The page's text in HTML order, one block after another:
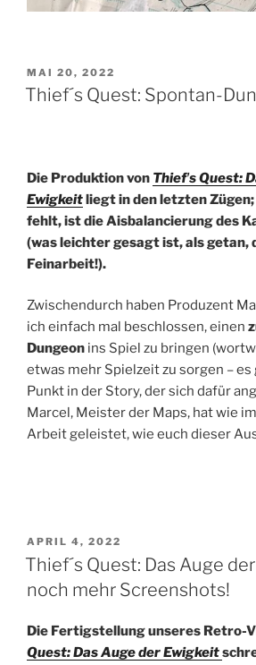
VERÖFFENTLICHT
AM
MAI 20, 2022
Thief´s Quest: Spontan-
Die Produktion von Thiefʼs Quest:
Ewigkeitliegt in den letzten Zügen;
fehlt, ist die Aisbalancierung des
(was leichter gesagt ist, als getan,
Feinarbeit!).
Zwischendurch haben Produzent
ich einfach mal beschlossen, einen
Dungeon ins Spiel zu bringen
etwas mehr Spielzeit zu sorgen – es
Punkt in der Story, der sich dafür
Marcel, Meister der Maps, hat wie
Arbeit geleistet, wie euch dieser
VERÖFFENTLICHT
AM
APRIL 4, 2022
Thief´s Quest: Das Auge
noch mehr Screenshots!
Die Fertigstellung unseres Retro-
Quest: Das Auge der Ewigkeit